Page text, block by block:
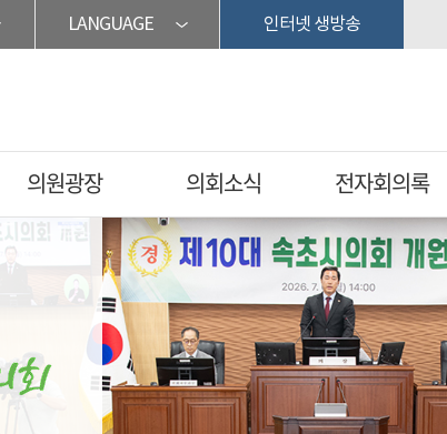
LANGUAGE 인터넷 생방송
의원광장 의회소식 전자회의록